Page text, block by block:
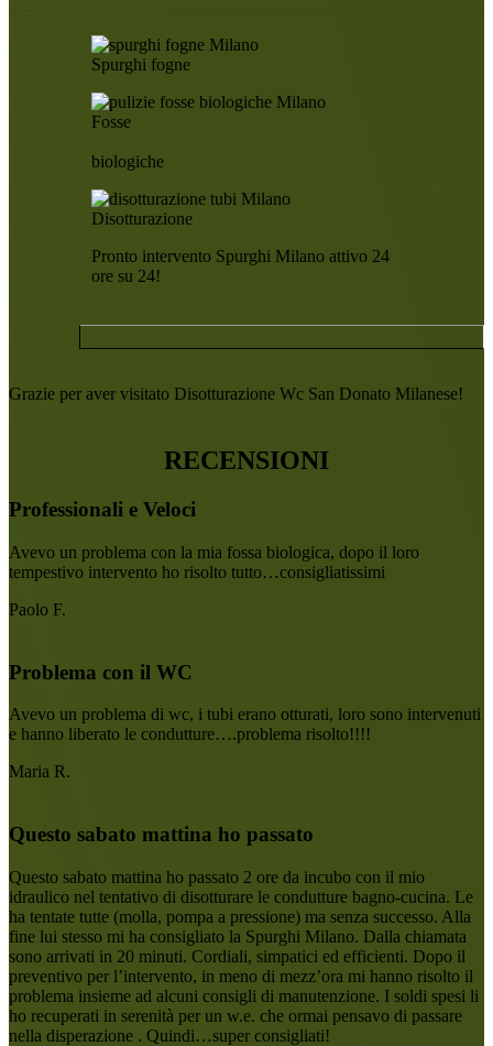
Spurghi fogne
Fosse
biologiche
Disotturazione
Pronto intervento Spurghi Milano attivo 24
ore su 24!
Grazie per aver visitato Disotturazione Wc San Donato Milanese!
RECENSIONI
Professionali e Veloci
Avevo un problema con la mia fossa biologica, dopo il loro
tempestivo intervento ho risolto tutto…consigliatissimi
Paolo F.
Problema con il WC
Avevo un problema di wc, i tubi erano otturati, loro sono intervenuti
e hanno liberato le condutture….problema risolto!!!!
Maria R.
Questo sabato mattina ho passato
Questo sabato mattina ho passato 2 ore da incubo con il mio
idraulico nel tentativo di disotturare le condutture bagno-cucina. Le
ha tentate tutte (molla, pompa a pressione) ma senza successo. Alla
fine lui stesso mi ha consigliato la Spurghi Milano. Dalla chiamata
sono arrivati in 20 minuti. Cordiali, simpatici ed efficienti. Dopo il
preventivo per l’intervento, in meno di mezz’ora mi hanno risolto il
problema insieme ad alcuni consigli di manutenzione. I soldi spesi li
ho recuperati in serenità per un w.e. che ormai pensavo di passare
nella disperazione . Quindi…super consigliati!